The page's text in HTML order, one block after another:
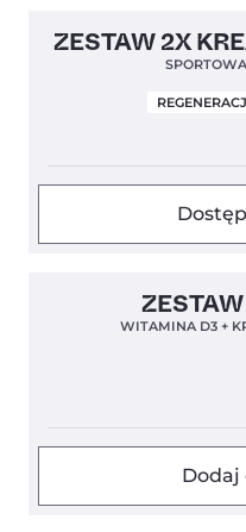
Bestseller!
ZESTAW 2X
WITAMINA D3 +
Dodaj